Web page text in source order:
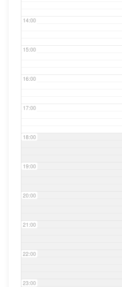
14:00
15:00
16:00
17:00
18:00
19:00
20:00
21:00
22:00
23:00